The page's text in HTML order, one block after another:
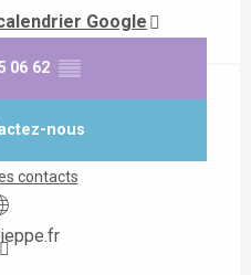
Google
06 62 ▒▒
nous
contacts